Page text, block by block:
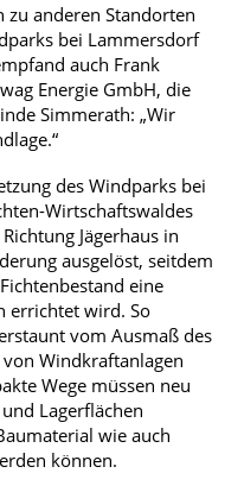
zu anderen Standorten
bei Lammersdorf
auch Frank
Energie GmbH, die
Simmerath: „Wir
des Windparks bei
Wirtschaftswaldes
Jägerhaus in
ausgelöst, seitdem
eine
errichtet wird. So
vom Ausmaß des
Windkraftanlagen
Wege müssen neu
Lagerflächen
wie auch
können.